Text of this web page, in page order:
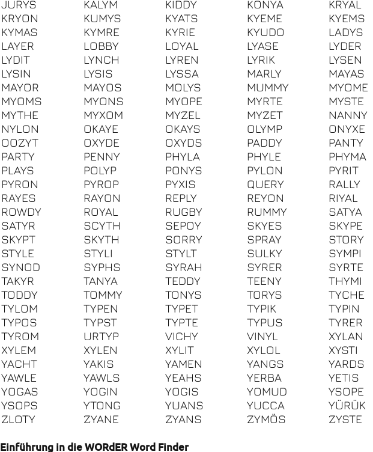
JURYS
KALYM KIDDY KONYA
KRYAL
KRYON
KUMYS KYATS KYEME
KYEMS
KYMAS
KYMRE KYRIE KYUDO
LADYS
LAYER
LOBBY LOYAL LYASE
LYDER
LYDIT
LYNCH LYREN LYRIK
LYSEN
LYSIN
LYSIS LYSSA MARLY
MAYAS
MAYOR
MAYOS MOLYS MUMMY
MYOME
MYOMS
MYONS MYOPE MYRTE
MYSTE
MYTHE
MYXOM MYZEL MYZET
NANNY
NYLON
OKAYE OKAYS OLYMP
ONYXE
OOZYT
OXYDE OXYDS PADDY
PANTY
PARTY
PENNY PHYLA PHYLE
PHYMA
PLAYS
POLYP PONYS PYLON
PYRIT
PYRON
PYROP PYXIS QUERY
RALLY
RAYES
RAYON REPLY REYON
RIYAL
ROWDY
ROYAL RUGBY RUMMY
SATYA
SATYR
SCYTH SEPOY SKYES
SKYPE
SKYPT
SKYTH SORRY SPRAY
STORY
STYLE
STYLI STYLT SULKY
SYMPI
SYNOD
SYPHS SYRAH SYRER
SYRTE
TAKYR
TANYA TEDDY TEENY
THYMI
TODDY
TOMMY TONYS TORYS
TYCHE
TYLOM
TYPEN TYPET TYPIK
TYPIN
TYPOS
TYPST TYPTE TYPUS
TYRER
TYROM
URTYP VICHY VINYL
XYLAN
XYLEM
XYLEN XYLIT XYLOL
XYSTI
YACHT
YAKIS YAMEN YANGS
YARDS
YAWLE
YAWLS YEAHS YERBA
YETIS
YOGAS
YOGIN YOGIS YOMUD
YSOPE
YSOPS
YTONG YUANS YUCCA
YÜRÜK
ZLOTY
ZYANE ZYANS ZYMÖS ZYSTE
Einführung in die WORdER Word Finder